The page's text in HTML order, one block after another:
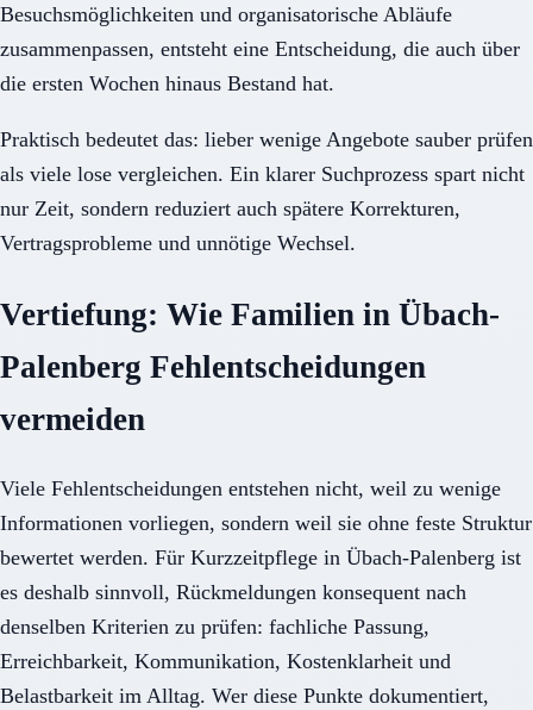
Besuchsmöglichkeiten und organisatorische Abläufe
zusammenpassen, entsteht eine Entscheidung, die auch über
die ersten Wochen hinaus Bestand hat.
Praktisch bedeutet das: lieber wenige Angebote sauber prüfen
als viele lose vergleichen. Ein klarer Suchprozess spart nicht
nur Zeit, sondern reduziert auch spätere Korrekturen,
Vertragsprobleme und unnötige Wechsel.
Vertiefung: Wie Familien in Übach-
Palenberg Fehlentscheidungen
vermeiden
Viele Fehlentscheidungen entstehen nicht, weil zu wenige
Informationen vorliegen, sondern weil sie ohne feste Struktur
bewertet werden. Für Kurzzeitpflege in Übach-Palenberg ist
es deshalb sinnvoll, Rückmeldungen konsequent nach
denselben Kriterien zu prüfen: fachliche Passung,
Erreichbarkeit, Kommunikation, Kostenklarheit und
Belastbarkeit im Alltag. Wer diese Punkte dokumentiert,